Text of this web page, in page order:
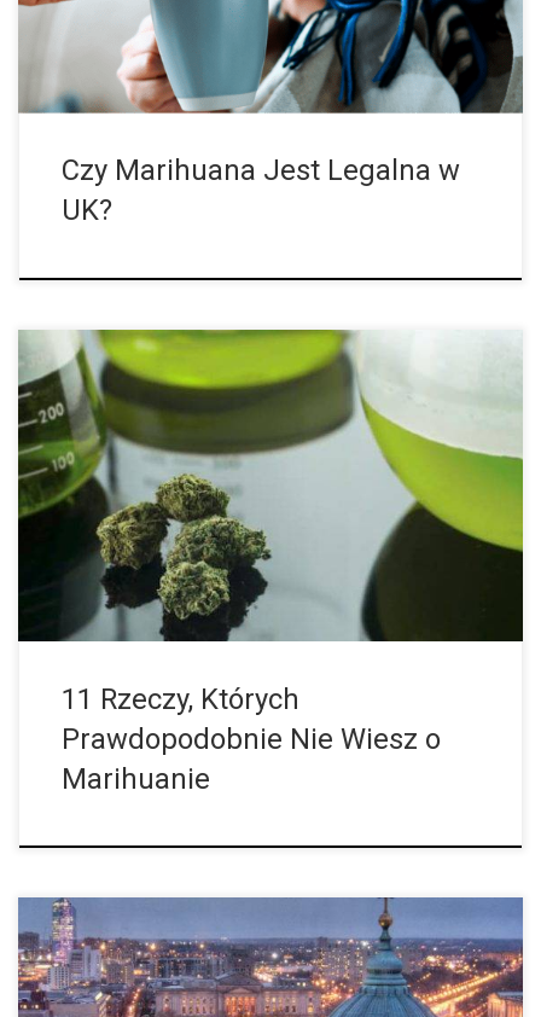
kadencją wyborczą. Nic dziwnego, że coraz więcej Brytyjczyków
zadaje sobie pytanie: czy marihuana w Wielkiej Brytanii jest już
Czy Marihuana Jest Legalna w
UK?
Większość krajów na świecie albo zdekryminalizowała
marihuanę, albo zalegalizowała ją do celów medycznych. Jeśli
chodzi o USA, trudno w to uwierzyć, biorąc pod uwagę, jak silny
zakaz utrzymuje się w większości kraju, ale 27 stanów USA
zdekryminalizowało posiadanie konopi indyjskich,
zalegalizowało posiadanie jej i sprzedaż detaliczną na
podstawie licencji, zalegalizowało do celów medycznych. 1.
Cannabis to starożytna roślina Roślina cannabis nie jest niczym
nowym, podobnie jak jej wykorzystanie. Na przykład; […]
11 Rzeczy, Których
Prawdopodobnie Nie Wiesz o
Marihuanie
Filadelfia ma na celu dekryminalizację 30 gramów marihuany.
Filadelfia może wkrótce otrzymać przydomek miasta braterskiej
miłości, a jej rada zarządzająca głosować będzie za ustawą,